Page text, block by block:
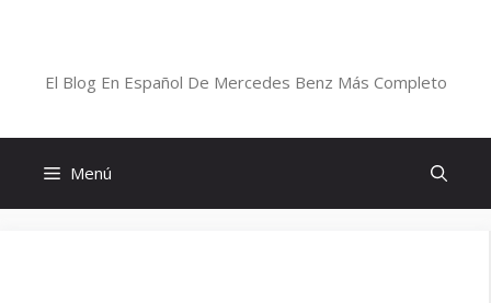
El Blog En Español De Mercedes Benz Más Completo
Menú